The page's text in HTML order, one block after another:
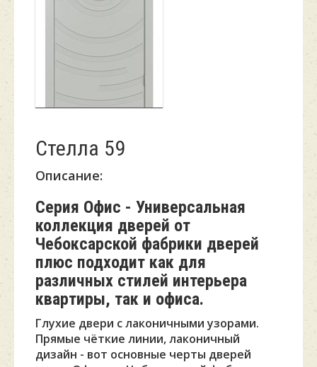
Стелла 59
Описание:
Серия Офис - Универсальная
коллекция дверей от
Чебоксарской фабрики дверей
плюс подходит как для
различных стилей интерьера
квартиры, так и офиса.
Глухие двери с лаконичными узорами.
Прямые чёткие линии, лаконичный
дизайн - вот основные черты дверей